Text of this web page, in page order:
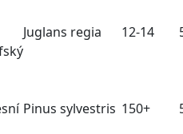
Juglans regia 12-14
Pinus sylvestris 150+